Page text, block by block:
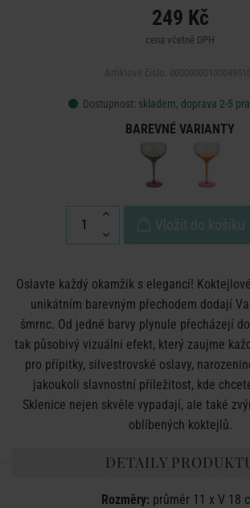
249 Kč
cena včetně DPH
Dostupnost: skladem, doprava 2-5
BAREVNÉ VARIANTY
Vložit do košíku
Oslavte každý okamžik s elegancí!
unikátním barevným přechodem dodají
šmrnc. Od jedné barvy plynule přecházejí
tak působivý vizuální efekt, který zaujme
pro přípitky, silvestrovské oslavy,
jakoukoli slavnostní příležitost, kde
Sklenice nejen skvěle vypadají, ale také
oblíbených koktejlů.
DETAILY
Rozměry: průměr 11 x V 18